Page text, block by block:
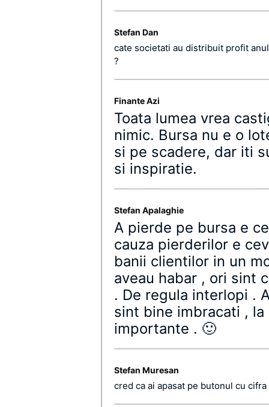
Stefan Dan
cate societati au distribuit profit
?
Finante Azi
Toata lumea vrea
nimic. Bursa nu e o
si pe scadere, dar iti
si inspiratie.
Stefan Apalaghie
A pierde pe bursa e
cauza pierderilor e
banii clientilor in un
aveau habar , ori sint
. De regula interlopi .
sint bine imbracati ,
importante . 🙂
Stefan Muresan
cred ca ai apasat pe butonul cu